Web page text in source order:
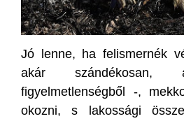
Jó lenne, ha felismernék
akár szándékosan,
figyelmetlenségből -,
okozni, s lakossági